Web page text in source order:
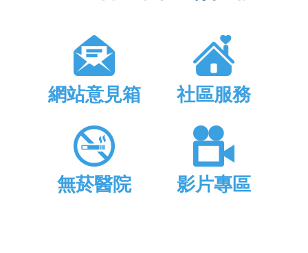
網站意見箱 社區服務
無菸醫院 影片專區